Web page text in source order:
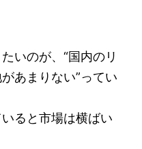
いのが、“国内のリ
あまりない”ってい
ると市場は横ばい